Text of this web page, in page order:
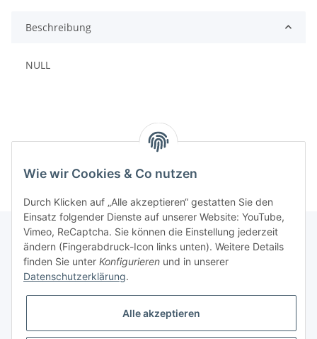
Beschreibung
NULL
Informationen
Wie wir Cookies & Co nutzen
Durch Klicken auf „Alle akzeptieren“ gestatten Sie den
Einsatz folgender Dienste auf unserer Website: YouTube,
Vimeo, ReCaptcha. Sie können die Einstellung jederzeit
ändern (Fingerabdruck-Icon links unten). Weitere Details
finden Sie unter Konfigurieren und in unserer
Datenschutzerklärung.
Alle akzeptieren